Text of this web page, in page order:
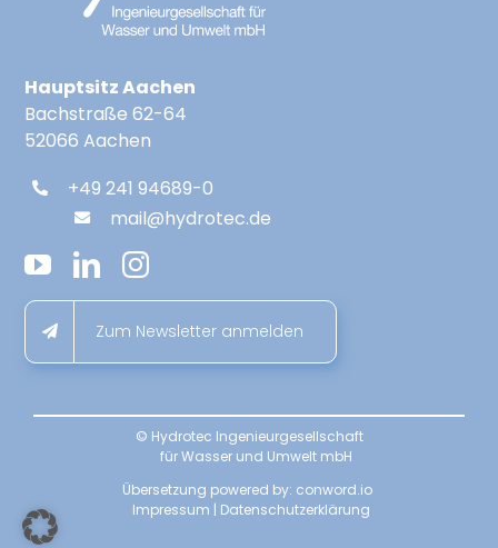
Hauptsitz Aachen
Bachstraße 62-64
52066 Aachen
+49 241 94689-0
mail@hydrotec.de
Zum Newsletter anmelden
© Hydrotec Ingenieurgesellschaft
für Wasser und Umwelt mbH
Übersetzung powered by: conword.io
Impressum | Datenschutzerklärung